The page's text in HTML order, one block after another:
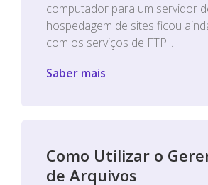
computador para um servidor
hospedagem de sites ficou
com os serviços de FTP...
Saber mais
Como Utilizar o
de Arquivos